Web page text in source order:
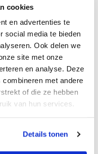
cookies
en advertenties te
social media te bieden
Ook delen we
site met onze
en analyse. Deze
met andere
of die ze hebben
van hun services.
Details tonen
is. In de hoeklijnen
gelegd die tussen
Normen)
bij ons magazijn,